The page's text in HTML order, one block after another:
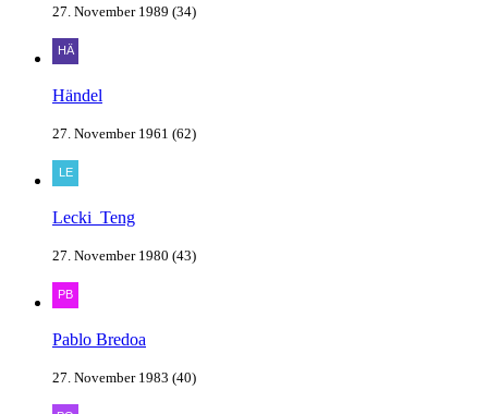
27. November 1989 (34)
Händel
27. November 1961 (62)
Lecki_Teng
27. November 1980 (43)
Pablo Bredoa
27. November 1983 (40)